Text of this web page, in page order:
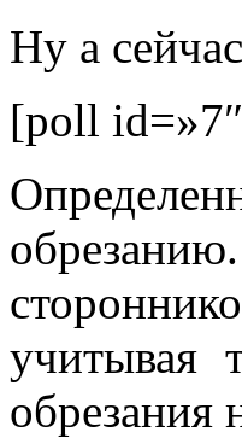
Ну а
[poll
учитывая
обрезания